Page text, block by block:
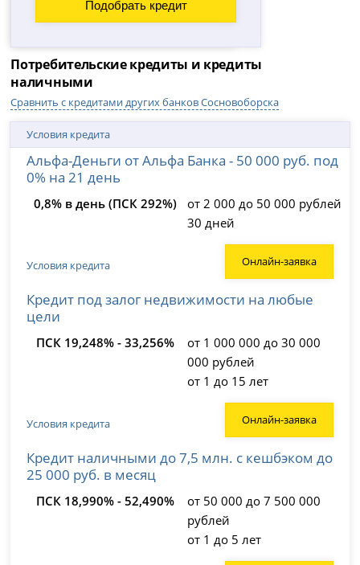
Потребительские кредиты и кредиты
наличными
Сравнить с кредитами других банков Сосновоборска
Условия кредита
Альфа-Деньги от Альфа Банка - 50 000 руб. под
0% на 21 день
0,8% в день (ПСК 292%)
от 2 000 до 50 000 рублей
30 дней
Условия кредита Онлайн-заявка
Кредит под залог недвижимости на любые
цели
ПСК 19,248% - 33,256%
от 1 000 000 до 30 000
000 рублей
от 1 до 15 лет
Условия кредита Онлайн-заявка
Кредит наличными до 7,5 млн. с кешбэком до
25 000 руб. в месяц
ПСК 18,990% - 52,490%
от 50 000 до 7 500 000
рублей
от 1 до 5 лет